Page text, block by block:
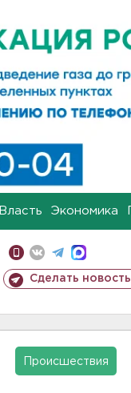
Власть Экономика
Сделать новость
Происшествия